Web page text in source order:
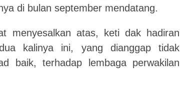
di bulan september mendatang.
menyesalkan atas, keti dak hadiran
kalinya ini, yang dianggap tidak
baik, terhadap lembaga perwakilan